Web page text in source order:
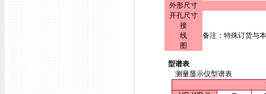
外形尺寸
开孔尺寸
接
线
图
备注：特殊订货与
型谱表
测量显示仪型谱表